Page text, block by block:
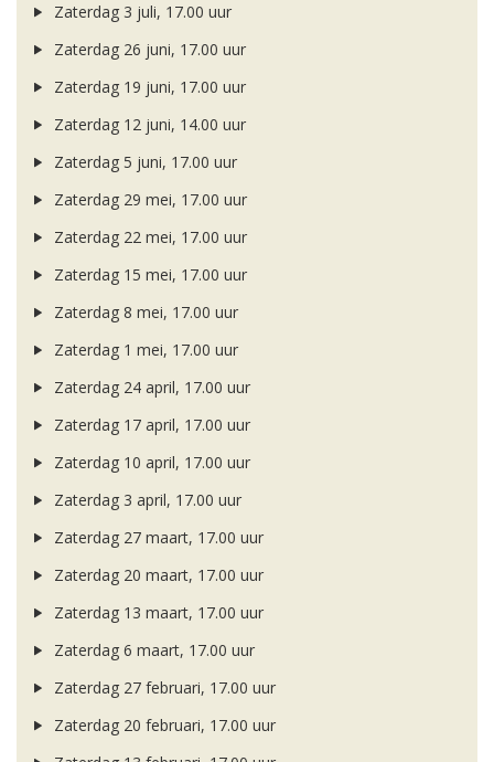
Zaterdag 3 juli, 17.00 uur
Zaterdag 26 juni, 17.00 uur
Zaterdag 19 juni, 17.00 uur
Zaterdag 12 juni, 14.00 uur
Zaterdag 5 juni, 17.00 uur
Zaterdag 29 mei, 17.00 uur
Zaterdag 22 mei, 17.00 uur
Zaterdag 15 mei, 17.00 uur
Zaterdag 8 mei, 17.00 uur
Zaterdag 1 mei, 17.00 uur
Zaterdag 24 april, 17.00 uur
Zaterdag 17 april, 17.00 uur
Zaterdag 10 april, 17.00 uur
Zaterdag 3 april, 17.00 uur
Zaterdag 27 maart, 17.00 uur
Zaterdag 20 maart, 17.00 uur
Zaterdag 13 maart, 17.00 uur
Zaterdag 6 maart, 17.00 uur
Zaterdag 27 februari, 17.00 uur
Zaterdag 20 februari, 17.00 uur